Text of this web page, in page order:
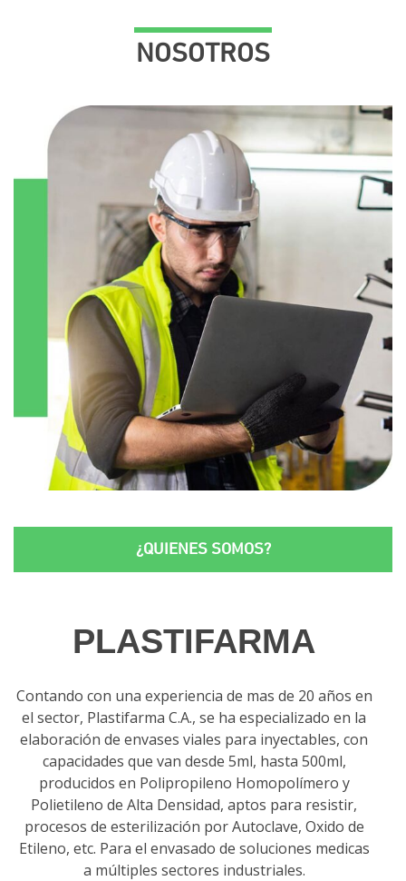
NOSOTROS
¿QUIENES SOMOS?
PLASTIFARMA
Contando con una experiencia de mas de 20 años en
el sector, Plastifarma C.A., se ha especializado en la
elaboración de envases viales para inyectables, con
capacidades que van desde 5ml, hasta 500ml,
producidos en Polipropileno Homopolímero y
Polietileno de Alta Densidad, aptos para resistir,
procesos de esterilización por Autoclave, Oxido de
Etileno, etc. Para el envasado de soluciones medicas
a múltiples sectores industriales.